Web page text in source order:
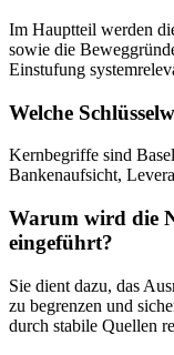
Im Hauptteil werden
sowie die
Einstufung
Welche
Kernbegriffe sind
Bankenaufsicht,
Warum wird die
eingeführt?
Sie dient dazu, das
zu begrenzen und
durch stabile Quellen